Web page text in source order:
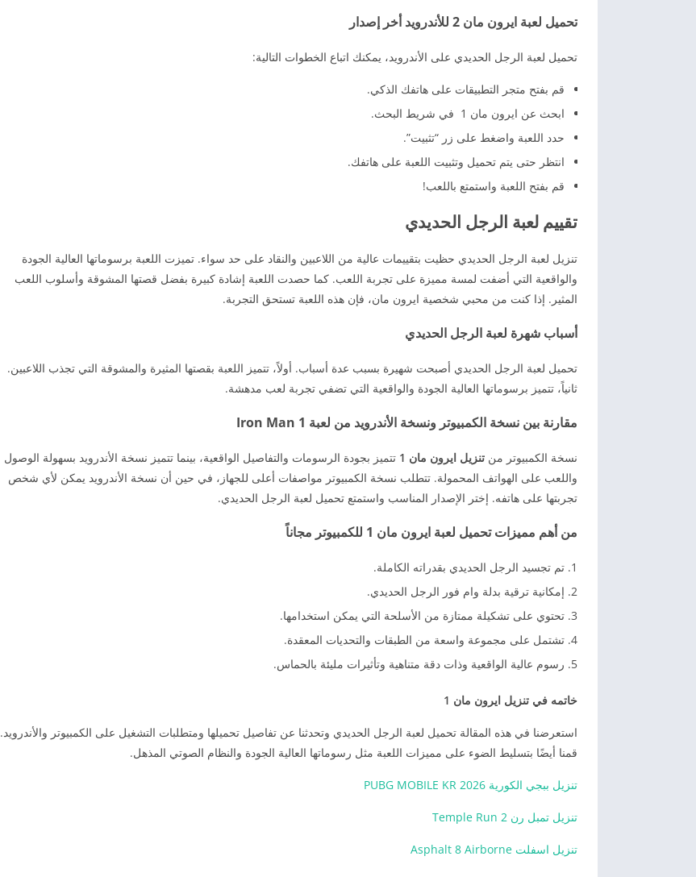
تحميل لعبة ايرون مان 2 للأندرويد أخر إصدار
تحميل لعبة الرجل الحديدي على الأندرويد، يمكنك اتباع الخطوات التالية:
قم بفتح متجر التطبيقات على هاتفك الذكي.
ابحث عن ايرون مان 1 في شريط البحث.
حدد اللعبة واضغط على زر “تثبيت”.
انتظر حتى يتم تحميل وتثبيت اللعبة على هاتفك.
قم بفتح اللعبة واستمتع باللعب!
تقييم لعبة الرجل الحديدي
تنزيل لعبة الرجل الحديدي حظيت بتقييمات عالية من اللاعبين والنقاد على حد سواء. تميزت اللعبة برسوماتها العالية الجودة
والواقعية التي أضفت لمسة مميزة على تجربة اللعب. كما حصدت اللعبة إشادة كبيرة بفضل قصتها المشوقة وأسلوب اللعب
المثير. إذا كنت من محبي شخصية ايرون مان، فإن هذه اللعبة تستحق التجربة.
أسباب شهرة لعبة الرجل الحديدي
تحميل لعبة الرجل الحديدي أصبحت شهيرة بسبب عدة أسباب. أولاً، تتميز اللعبة بقصتها المثيرة والمشوقة التي تجذب اللاعبين.
ثانياً، تتميز برسوماتها العالية الجودة والواقعية التي تضفي تجربة لعب مدهشة.
مقارنة بين نسخة الكمبيوتر ونسخة الأندرويد من لعبة 1 Iron Man
نسخة الكمبيوتر من تنزيل ايرون مان 1
تتميز بجودة الرسومات والتفاصيل الواقعية، بينما تتميز نسخة الأندرويد بسهولة الوصول
واللعب على الهواتف المحمولة. تتطلب نسخة الكمبيوتر مواصفات أعلى للجهاز، في حين أن نسخة الأندرويد يمكن لأي شخص
تجربتها على هاتفه. إختر الإصدار المناسب واستمتع تحميل لعبة الرجل الحديدي.
من أهم مميزات تحميل لعبة ايرون مان 1 للكمبيوتر مجاناً
تم تجسيد الرجل الحديدي بقدراته الكاملة.
إمكانية ترقية بدلة وام فور الرجل الحديدي.
تحتوي على تشكيلة ممتازة من الأسلحة التي يمكن استخدامها.
تشتمل على مجموعة واسعة من الطبقات والتحديات المعقدة.
رسوم عالية الواقعية وذات دقة متناهية وتأثيرات مليئة بالحماس.
خاتمه في تنزيل ايرون مان 1
استعرضنا في هذه المقالة تحميل لعبة الرجل الحديدي وتحدثنا عن تفاصيل تحميلها ومتطلبات التشغيل على الكمبيوتر والأندرويد.
قمنا أيضًا بتسليط الضوء على مميزات اللعبة مثل رسوماتها العالية الجودة والنظام الصوتي المذهل.
تنزيل ببجي الكورية 2026 PUBG MOBILE KR
تنزيل تمبل رن Temple Run 2
تنزيل اسفلت Asphalt 8 Airborne